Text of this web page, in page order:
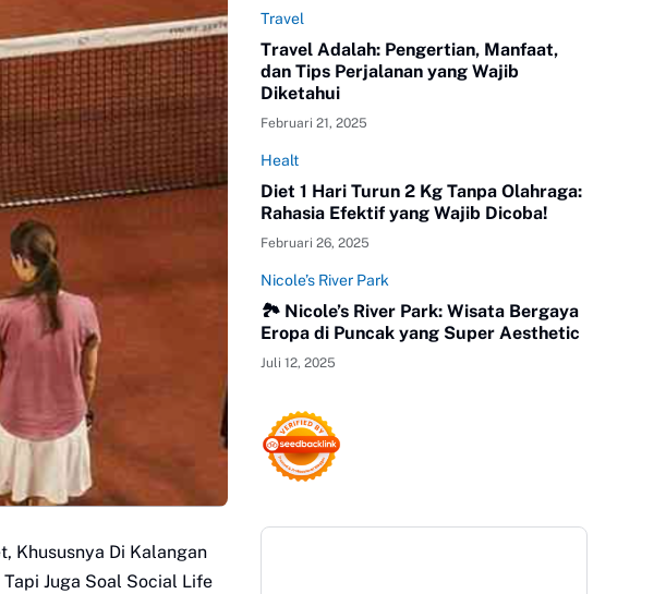
Khususnya Di Kalangan
Juga Soal Social Life
Travel
Travel Adalah: Pengertian, Manfaat,
dan Tips Perjalanan yang Wajib
Diketahui
Februari 21, 2025
Healt
Diet 1 Hari Turun 2 Kg Tanpa Olahraga:
Rahasia Efektif yang Wajib Dicoba!
Februari 26, 2025
Nicole’s River Park
🏞️ Nicole’s River Park: Wisata Bergaya
Eropa di Puncak yang Super Aesthetic
Juli 12, 2025